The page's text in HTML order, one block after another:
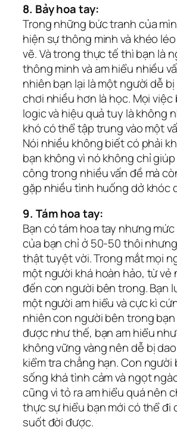
8. Bảy hoa tay:
Trong những bức tranh của
hiện sự thông minh và khéo
vẽ. Và trong thực tế thì bạn là
thông minh và am hiểu nhiều
nhiên bạn lại là một người dễ bị
chơi nhiều hơn là học. Mọi việc
logic và hiệu quả tuy là không
khó có thể tập trung vào một
Nói nhiều không biết có phải
bạn không vì nó không chỉ
công trong nhiều vấn đề mà
gặp nhiều tình huống dở khóc
9. Tám hoa tay:
Bạn có tám hoa tay nhưng
của bạn chỉ ở 50-50 thôi
thật tuyệt vời. Trong mắt mọi
một người khá hoàn hảo, từ vẻ
đến con người bên trong. Bạn
một người am hiểu và cực kì
nhiên con người bên trong
được như thế, bạn am hiểu
không vững vàng nên dễ bị
kiểm tra chẳng hạn. Con
sống khá tình cảm và ngọt
cũng vì tỏ ra am hiểu quá nên
thực sự hiểu bạn mới có thể đi
suốt đời được.